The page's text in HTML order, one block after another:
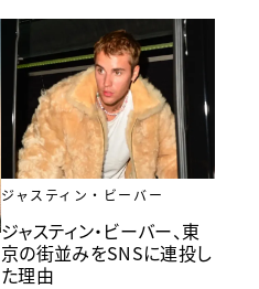
ジャスティン・ビーバー
ジャスティン・ビーバー、東
京の街並みをSNSに連投し
た理由